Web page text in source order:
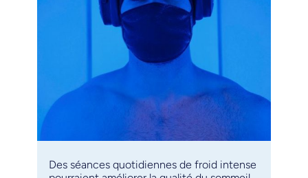
Des séances quotidiennes de froid intense